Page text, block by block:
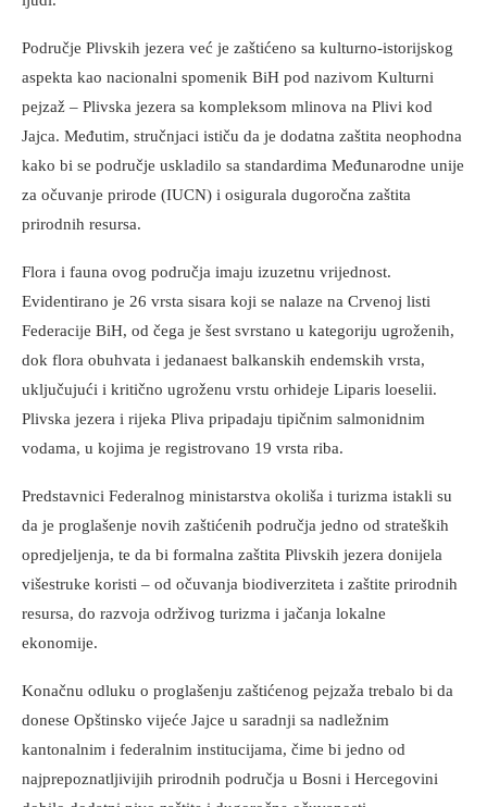
Područje Plivskih jezera već je zaštićeno sa kulturno-istorijskog
aspekta kao nacionalni spomenik BiH pod nazivom Kulturni
pejzaž – Plivska jezera sa kompleksom mlinova na Plivi kod
Jajca. Međutim, stručnjaci ističu da je dodatna zaštita neophodna
kako bi se područje uskladilo sa standardima Međunarodne unije
za očuvanje prirode (IUCN) i osigurala dugoročna zaštita
prirodnih resursa.
Flora i fauna ovog područja imaju izuzetnu vrijednost.
Evidentirano je 26 vrsta sisara koji se nalaze na Crvenoj listi
Federacije BiH, od čega je šest svrstano u kategoriju ugroženih,
dok flora obuhvata i jedanaest balkanskih endemskih vrsta,
uključujući i kritično ugroženu vrstu orhideje Liparis loeselii.
Plivska jezera i rijeka Pliva pripadaju tipičnim salmonidnim
vodama, u kojima je registrovano 19 vrsta riba.
Predstavnici Federalnog ministarstva okoliša i turizma istakli su
da je proglašenje novih zaštićenih područja jedno od strateških
opredjeljenja, te da bi formalna zaštita Plivskih jezera donijela
višestruke koristi – od očuvanja biodiverziteta i zaštite prirodnih
resursa, do razvoja održivog turizma i jačanja lokalne
ekonomije.
Konačnu odluku o proglašenju zaštićenog pejzaža trebalo bi da
donese Opštinsko vijeće Jajce u saradnji sa nadležnim
kantonalnim i federalnim institucijama, čime bi jedno od
najprepoznatljivijih prirodnih područja u Bosni i Hercegovini